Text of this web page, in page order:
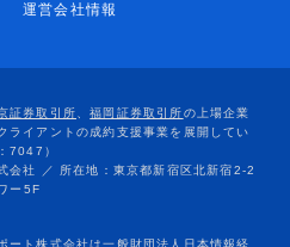
運営会社情報